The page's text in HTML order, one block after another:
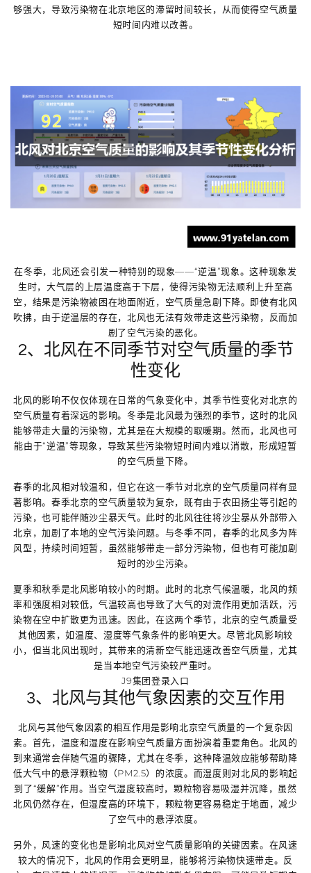
够强大，导致污染物在北京地区的滞留时间较长，从而使得空气质量
短时间内难以改善。
在冬季，北风还会引发一种特别的现象——“逆温”现象。这种现象发
生时，大气层的上层温度高于下层，使得污染物无法顺利上升至高
空，结果是污染物被困在地面附近，空气质量急剧下降。即使有北风
吹拂，由于逆温层的存在，北风也无法有效带走这些污染物，反而加
剧了空气污染的恶化。
2、北风在不同季节对空气质量的季节
性变化
北风的影响不仅仅体现在日常的气象变化中，其季节性变化对北京的
空气质量有着深远的影响。冬季是北风最为强烈的季节，这时的北风
能够带走大量的污染物，尤其是在大规模的取暖期。然而，北风也可
能由于“逆温”等现象，导致某些污染物短时间内难以消散，形成短暂
的空气质量下降。
春季的北风相对较温和，但它在这一季节对北京的空气质量同样有显
著影响。春季北京的空气质量较为复杂，既有由于农田扬尘等引起的
污染，也可能伴随沙尘暴天气。此时的北风往往将沙尘暴从外部带入
北京，加剧了本地的空气污染问题。与冬季不同，春季的北风多为阵
风型，持续时间短暂，虽然能够带走一部分污染物，但也有可能加剧
短时的沙尘污染。
夏季和秋季是北风影响较小的时期。此时的北京气候温暖，北风的频
率和强度相对较低，气温较高也导致了大气的对流作用更加活跃，污
染物在空中扩散更为迅速。因此，在这两个季节，北京的空气质量受
其他因素，如温度、湿度等气象条件的影响更大。尽管北风影响较
小，但当北风出现时，其带来的清新空气能迅速改善空气质量，尤其
是当本地空气污染较严重时。
J9集团登录入口
3、北风与其他气象因素的交互作用
北风与其他气象因素的相互作用是影响北京空气质量的一个复杂因
素。首先，温度和湿度在影响空气质量方面扮演着重要角色。北风的
到来通常会伴随气温的骤降，尤其在冬季，这种降温效应能够帮助降
低大气中的悬浮颗粒物（PM2.5）的浓度。而湿度则对北风的影响起
到了“缓解”作用。当空气湿度较高时，颗粒物容易吸湿并沉降，虽然
北风仍然存在，但湿度高的环境下，颗粒物更容易稳定于地面，减少
了空气中的悬浮浓度。
另外，风速的变化也是影响北风对空气质量影响的关键因素。在风速
较大的情况下，北风的作用会更明显，能够将污染物快速带走。反